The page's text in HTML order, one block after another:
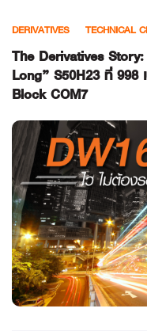
content
DERIVATIVES TECHNICAL
The Derivatives
Long” S50H23 ที่ 998
Block COM7